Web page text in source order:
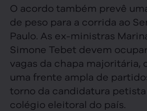
O acordo também prevê
de peso para a corrida ao
Paulo. As ex-ministras
Simone Tebet devem
vagas da chapa majoritária,
uma frente ampla de
torno da candidatura
colégio eleitoral do país.